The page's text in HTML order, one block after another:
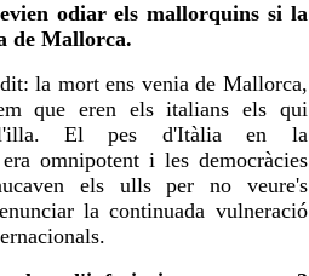
odiar els mallorquins si la
de Mallorca.
la mort ens venia de Mallorca,
que eren els italians els qui
l'illa. El pes d'Itàlia en la
omnipotent i les democràcies
els ulls per no veure's
la continuada vulneració